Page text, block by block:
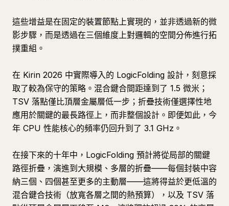
這些增益是在固定的裝置節點上實現的，並非透過新的微
影步驟，而是透過在三個維度上對邏輯的空間分佈進行拓
撲重組。
在 Kirin 2026 中實際導入的 LogicFolding 設計，刻意採
取了較為保守的策略。混合鍵合間距達到了 1.5 微米；
TSV 落點僅比頂層金屬層低一步；折疊技術僅選擇性地
應用於關鍵的最長路徑上，而非整個設計。即便如此，今
年 CPU 性能核心的頻率仍回升到了 3.1 GHz。
在接下來的十年中，LogicFolding 預計將從局部的關鍵
路徑折疊，演進到大規模、多層的折疊——每個封裝中容
納三個、四個甚至更多的主動層——這將得益於更低溫的
混合鍵合技術（放寬各層之間的熱預算），以及 TSV 落